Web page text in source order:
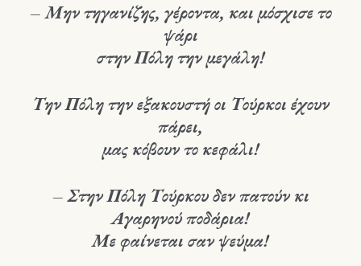
– Μην τηγανίζης, γέροντα, και μόσχισε το
ψάρι
στην Πόλη την μεγάλη!
Την Πόλη την εξακουστή οι Τούρκοι έχουν
πάρει,
μας κόβουν το κεφάλι!
– Στην Πόλη Τούρκου δεν πατούν κι
Αγαρηνού ποδάρια!
Με φαίνεται σαν ψεύμα!